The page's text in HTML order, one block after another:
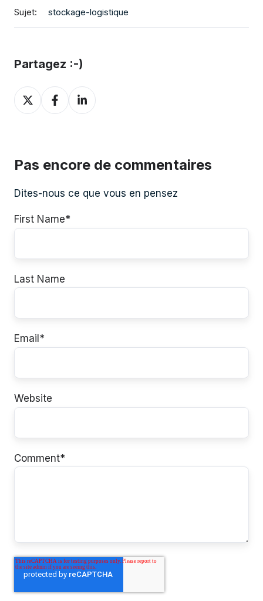
Sujet: stockage-logistique
Partagez :-)
Partagez
sur
Twitter
Partagez
sur
Facebook
Partagez
sur
LinkedIn
Pas encore de commentaires
Dites-nous ce que vous en pensez
First Name*
Last Name
Email *
Website
Comment*